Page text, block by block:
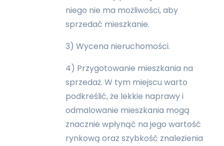
niego nie ma możliwości, aby
sprzedać mieszkanie.
3) Wycena nieruchomości.
4) Przygotowanie mieszkania na
sprzedaż. W tym miejscu warto
podkreślić, że lekkie naprawy i
odmalowanie mieszkania mogą
znacznie wpłynąć na jego wartość
rynkową oraz szybkość znalezienia